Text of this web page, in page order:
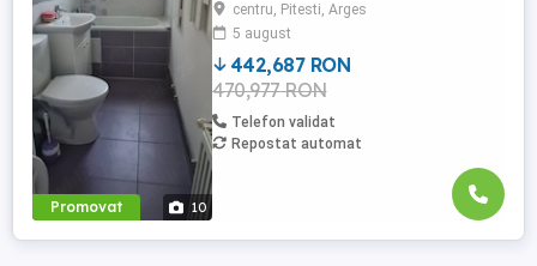
Promovat 10
Această flexibilitate permite
personalizarea spațiului în funcție de
preferințele și nevoile ...
centru, Pitesti, Arges
5 august
442,687 RON
470,977 RON
Telefon validat
Repostat automat